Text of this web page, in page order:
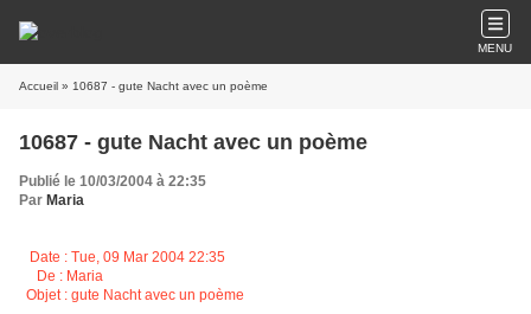
MENU
Accueil » 10687 - gute Nacht avec un poème
10687 - gute Nacht avec un poème
Publié le 10/03/2004 à 22:35
Par Maria
Date : Tue, 09 Mar 2004 22:35
De : Maria
Objet : gute Nacht avec un poème